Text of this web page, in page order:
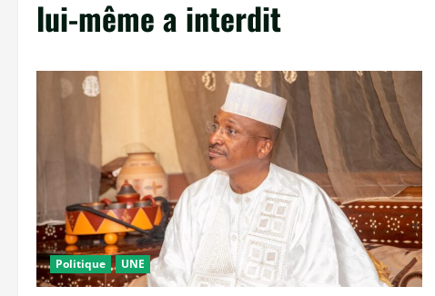
lui-même a interdit
Politique UNE